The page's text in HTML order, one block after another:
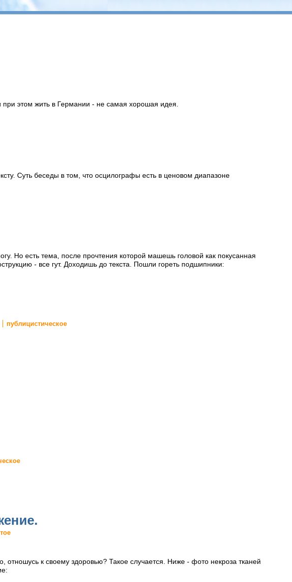
этом жить в Германии - не самая хорошая идея.
Суть беседы в том, что осцилографы есть в ценовом диапазоне
Но есть тема, после прочтения которой машешь головой как покусанная
- все гут. Доходишь до текста. Пошли гореть подшипники:
публицистическое
к своему здоровью? Такое случается. Ниже - фото некроза тканей